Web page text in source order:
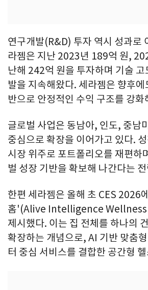
연구개발(R&D) 투자 역시 성과로
라젬은 지난 2023년 189억 원,
난해 242억 원을 투자하며 기술 고
발을 지속해왔다. 세라젬은 향후에
반으로 안정적인 수익 구조를 강
글로벌 사업은 동남아, 인도, 중남
중심으로 확장을 이어가고 있다.
시장 위주로 포트폴리오를 재편하
벌 성장 기반을 확보해 나간다는
한편 세라젬은 올해 초 CES 2026
홈'(Alive Intelligence Wellness
제시했다. 이는 집 전체를 하나의
확장하는 개념으로, AI 기반 맞춤
터 중심 서비스를 결합한 공간형